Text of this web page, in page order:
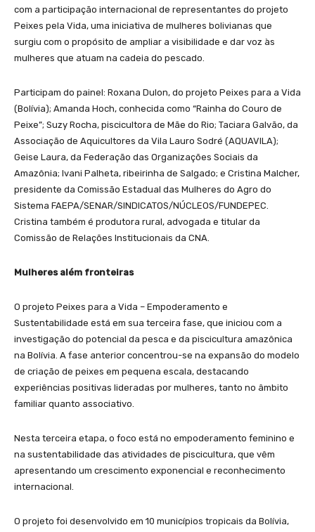
com a participação internacional de representantes do projeto
Peixes pela Vida, uma iniciativa de mulheres bolivianas que
surgiu com o propósito de ampliar a visibilidade e dar voz às
mulheres que atuam na cadeia do pescado.
Participam do painel: Roxana Dulon, do projeto Peixes para a Vida
(Bolívia); Amanda Hoch, conhecida como “Rainha do Couro de
Peixe”; Suzy Rocha, piscicultora de Mãe do Rio; Taciara Galvão, da
Associação de Aquicultores da Vila Lauro Sodré (AQUAVILA);
Geise Laura, da Federação das Organizações Sociais da
Amazônia; Ivani Palheta, ribeirinha de Salgado; e Cristina Malcher,
presidente da Comissão Estadual das Mulheres do Agro do
Sistema FAEPA/SENAR/SINDICATOS/NÚCLEOS/FUNDEPEC.
Cristina também é produtora rural, advogada e titular da
Comissão de Relações Institucionais da CNA.
Mulheres além fronteiras
O projeto Peixes para a Vida – Empoderamento e
Sustentabilidade está em sua terceira fase, que iniciou com a
investigação do potencial da pesca e da piscicultura amazônica
na Bolívia. A fase anterior concentrou-se na expansão do modelo
de criação de peixes em pequena escala, destacando
experiências positivas lideradas por mulheres, tanto no âmbito
familiar quanto associativo.
Nesta terceira etapa, o foco está no empoderamento feminino e
na sustentabilidade das atividades de piscicultura, que vêm
apresentando um crescimento exponencial e reconhecimento
internacional.
O projeto foi desenvolvido em 10 municípios tropicais da Bolívia,